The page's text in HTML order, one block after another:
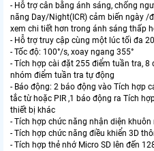
- Hỗ trợ cân bằng ánh sáng, chống
năng Day/Night(ICR) cảm biến ngày /
xem chi tiết hơn trong ánh sáng thấp
- Hỗ trợ truy cập cùng một lúc tối đa
- Tốc độ: 100°/s, xoay ngang 355°
- Tích hợp cài đặt 255 điểm tuần tra,
nhóm điểm tuần tra tự động
- Báo động: 2 báo động vào Tích hợp
tắc từ hoặc PIR ,1 báo động ra Tích
thiết bị khác
- Tích hợp chức năng nhận diện khuôn
- Tích hợp chức năng điều khiển 3D
- Tích hợp thẻ nhớ Micro SD lên đến